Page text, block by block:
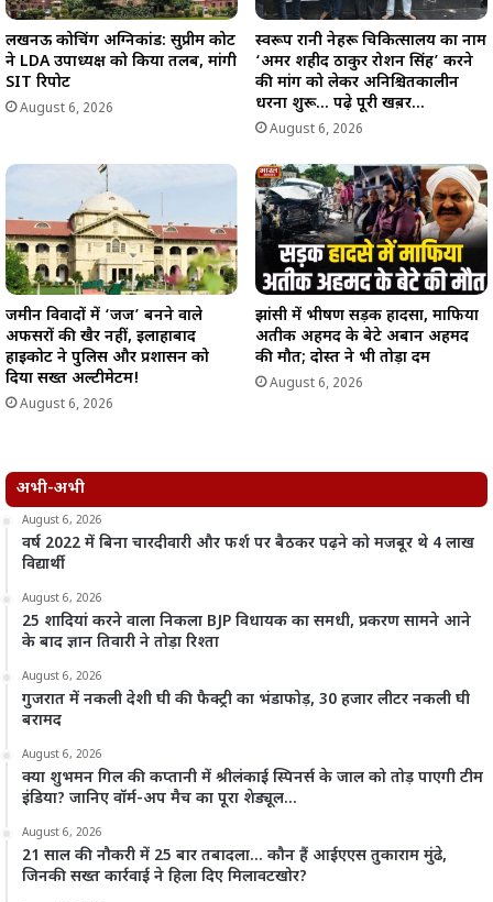
लखनऊ कोचिंग अग्निकांड: सुप्रीम कोर्ट
ने LDA उपाध्यक्ष को किया तलब, मांगी
SIT रिपोर्ट
August 6, 2026
स्वरूप रानी नेहरू चिकित्सालय का नाम
‘अमर शहीद ठाकुर रोशन सिंह’ करने
की मांग को लेकर अनिश्चितकालीन
धरना शुरू… पढ़े पूरी खब़र…
August 6, 2026
जमीन विवादों में ‘जज’ बनने वाले
अफसरों की खैर नहीं, इलाहाबाद
हाईकोर्ट ने पुलिस और प्रशासन को
दिया सख्त अल्टीमेटम!
August 6, 2026
झांसी में भीषण सड़क हादसा, माफिया
अतीक अहमद के बेटे अबान अहमद
की मौत; दोस्त ने भी तोड़ा दम
August 6, 2026
अभी-अभी
August 6, 2026
वर्ष 2022 में बिना चारदीवारी और फर्श पर बैठकर पढ़ने को मजबूर थे 4 लाख
विद्यार्थी
August 6, 2026
25 शादियां करने वाला निकला BJP विधायक का समधी, प्रकरण सामने आने
के बाद ज्ञान तिवारी ने तोड़ा रिश्ता
August 6, 2026
गुजरात में नकली देशी घी की फैक्ट्री का भंडाफोड़, 30 हजार लीटर नकली घी
बरामद
August 6, 2026
क्या शुभमन गिल की कप्तानी में श्रीलंकाई स्पिनर्स के जाल को तोड़ पाएगी टीम
इंडिया? जानिए वॉर्म-अप मैच का पूरा शेड्यूल…
August 6, 2026
21 साल की नौकरी में 25 बार तबादला… कौन हैं आईएएस तुकाराम मुंढे,
जिनकी सख्त कार्रवाई ने हिला दिए मिलावटखोर?